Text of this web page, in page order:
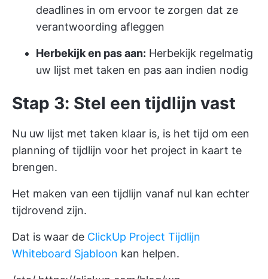
deadlines in om ervoor te zorgen dat ze
verantwoording afleggen
Herbekijk en pas aan: Herbekijk regelmatig
uw lijst met taken en pas aan indien nodig
Stap 3: Stel een tijdlijn vast
Nu uw lijst met taken klaar is, is het tijd om een
planning of tijdlijn voor het project in kaart te
brengen.
Het maken van een tijdlijn vanaf nul kan echter
tijdrovend zijn.
Dat is waar de ClickUp Project Tijdlijn
Whiteboard Sjabloon kan helpen.